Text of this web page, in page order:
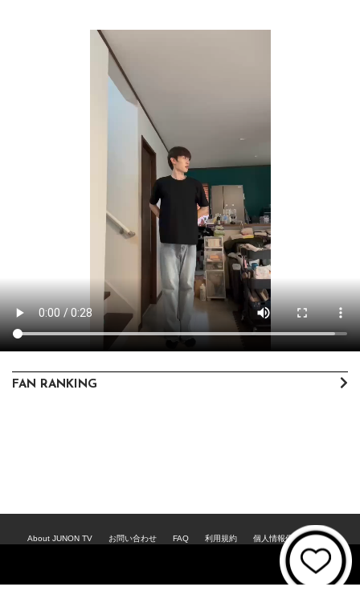
FAN RANKING
About JUNON TV お問い合わせ FAQ 利用規約
個人情報保護方針
特商法に基づく表記